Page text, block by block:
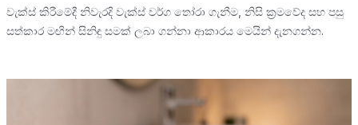
වැක්ස් කිරීමේදී නිවැරදි වැක්ස් වර්ග තෝරා ගැනීම, නිසි ක්‍රමවේද සහ පසු
සත්කාර මඟින් සිනිඳු සමක් ලබා ගන්නා ආකාරය මෙයින් දැනගන්න.